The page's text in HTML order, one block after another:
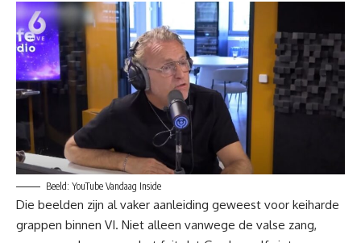
Beeld: YouTube Vandaag Inside
Die beelden zijn al vaker aanleiding geweest voor keiharde
grappen binnen VI. Niet alleen vanwege de valse zang,